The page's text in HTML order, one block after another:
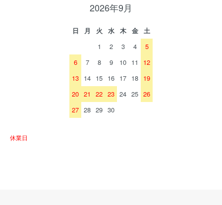
2026年9月
日 月 火 水 木 金
土
1
2 3 4
5
6
7 8 9 10 11
12
13 14 15 16 17 18 19
20 21 22 23 24 25 26
27 28 29 30
休業日